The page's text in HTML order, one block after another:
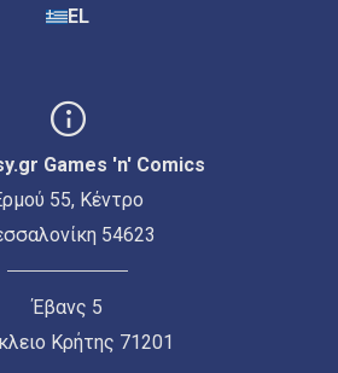
EL
Games 'n' Comics
55, Κέντρο
54623
Έβανς 5
Κρήτης 71201